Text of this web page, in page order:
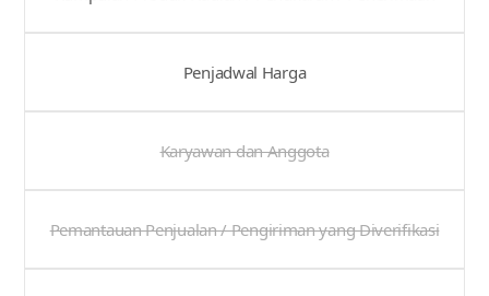
Penjadwal Harga
Karyawan dan Anggota
Pemantauan Penjualan / Pengiriman yang Diverifikasi